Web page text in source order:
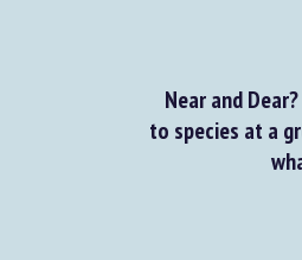
Near and
to species at a